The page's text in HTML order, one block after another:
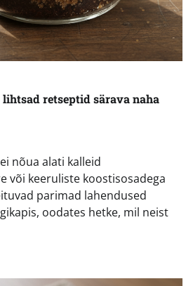
retseptid särava naha
nõua alati kalleid
või keeruliste koostisosadega
parimad lahendused
oodates hetke, mil neist